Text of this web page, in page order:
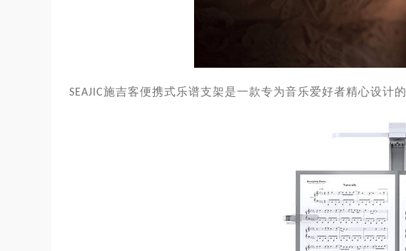
SEAJIC施吉客便携式乐谱支架是一款专为音乐爱好者精心设计的